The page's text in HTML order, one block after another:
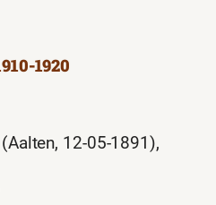
1920
(Aalten, 12-05-1891),